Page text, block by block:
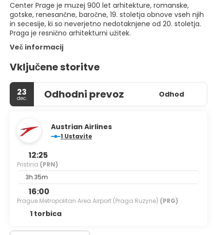
Center Prage je muzej 900 let arhitekture, romanske,
gotske, renesančne, baročne, 19. stoletja obnove vseh njih
in secesije, ki so neverjetno nedotaknjene od 20. stoletja.
Praga je resnično arhitekturni užitek.
Več informacij
Vključene storitve
23
dec. Odhodni prevoz Odhod
Austrian Airlines
1 Ustavite
12:25
Pristina (PRN)
3h 35m
16:00
Prague Metropolitan Area Airport (Praga Ruzyne) (PRG)
1 torbica